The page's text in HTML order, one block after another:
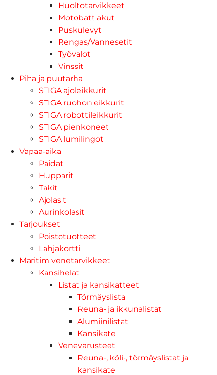
Huoltotarvikkeet
Motobatt akut
Puskulevyt
Rengas/Vannesetit
Työvalot
Vinssit
Piha ja puutarha
STIGA ajoleikkurit
STIGA ruohonleikkurit
STIGA robottileikkurit
STIGA pienkoneet
STIGA lumilingot
Vapaa-aika
Paidat
Hupparit
Takit
Ajolasit
Aurinkolasit
Tarjoukset
Poistotuotteet
Lahjakortti
Maritim venetarvikkeet
Kansihelat
Listat ja kansikatteet
Törmäyslista
Reuna- ja ikkunalistat
Alumiinilistat
Kansikate
Venevarusteet
Reuna-, köli-, törmäyslistat ja
kansikate